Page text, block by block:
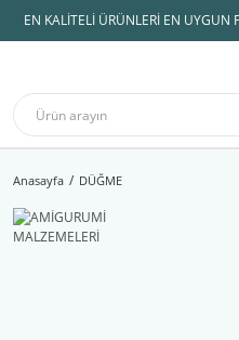
EN KALİTELİ ÜRÜNLERİ EN UYGUN
Anasayfa DÜĞME